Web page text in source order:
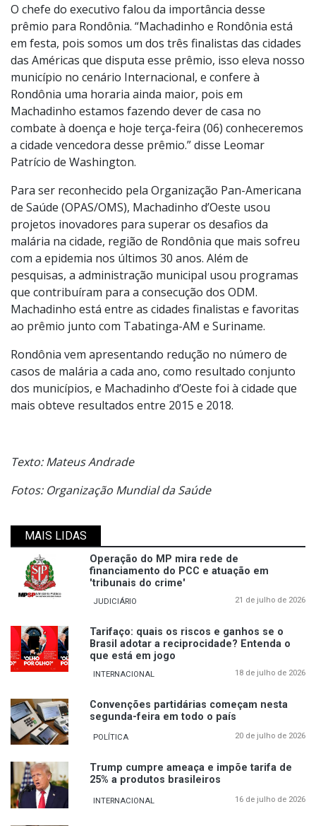
O chefe do executivo falou da importância desse
prêmio para Rondônia. “Machadinho e Rondônia está
em festa, pois somos um dos três finalistas das cidades
das Américas que disputa esse prêmio, isso eleva nosso
município no cenário Internacional, e confere à
Rondônia uma horaria ainda maior, pois em
Machadinho estamos fazendo dever de casa no
combate à doença e hoje terça-feira (06) conheceremos
a cidade vencedora desse prêmio.” disse Leomar
Patrício de Washington.
Para ser reconhecido pela Organização Pan-Americana
de Saúde (OPAS/OMS), Machadinho d’Oeste usou
projetos inovadores para superar os desafios da
malária na cidade, região de Rondônia que mais sofreu
com a epidemia nos últimos 30 anos. Além de
pesquisas, a administração municipal usou programas
que contribuíram para a consecução dos ODM.
Machadinho está entre as cidades finalistas e favoritas
ao prêmio junto com Tabatinga-AM e Suriname.
Rondônia vem apresentando redução no número de
casos de malária a cada ano, como resultado conjunto
dos municípios, e Machadinho d’Oeste foi à cidade que
mais obteve resultados entre 2015 e 2018.
Texto: Mateus Andrade
Fotos: Organização Mundial da Saúde
MAIS LIDAS
Operação do MP mira rede de
financiamento do PCC e atuação em
'tribunais do crime'
JUDICIÁRIO 21 de julho de 2026
Tarifaço: quais os riscos e ganhos se o
Brasil adotar a reciprocidade? Entenda o
que está em jogo
INTERNACIONAL 18 de julho de 2026
Convenções partidárias começam nesta
segunda-feira em todo o país
POLÍTICA 20 de julho de 2026
Trump cumpre ameaça e impõe tarifa de
25% a produtos brasileiros
INTERNACIONAL 16 de julho de 2026